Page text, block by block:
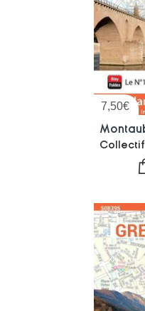
7,50€
Collectif